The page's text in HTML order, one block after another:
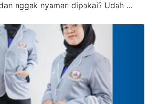
nggak nyaman dipakai? Udah …